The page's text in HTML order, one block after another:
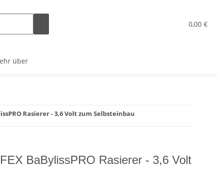
0,00 €
über
Rasierer - 3,6 Volt zum Selbsteinbau
BaBylissPRO Rasierer - 3,6 Volt